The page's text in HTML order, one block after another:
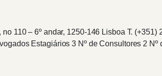
110 – 6º andar, 1250-146 Lisboa T.
Estagiários 3 Nº de Consultores 2